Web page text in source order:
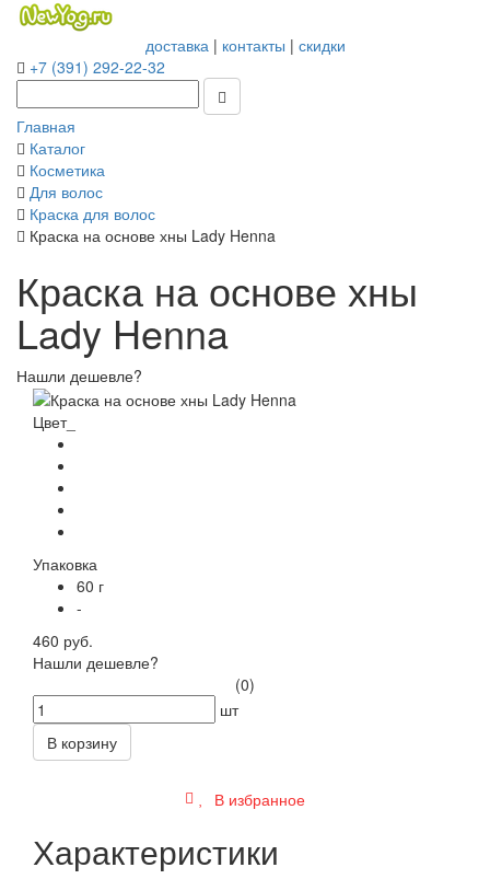
доставка| контакты | скидки
+7 (391) 292-22-32
Главная
Каталог
Косметика
Для волос
Краска для волос
Краска на основе хны Lady Henna
Краска на основе хны
Lady Henna
Нашли дешевле?
Цвет_
Упаковка
60 г
-
460 руб.
Нашли дешевле?
(0)
шт
В корзину
В избранное
Характеристики